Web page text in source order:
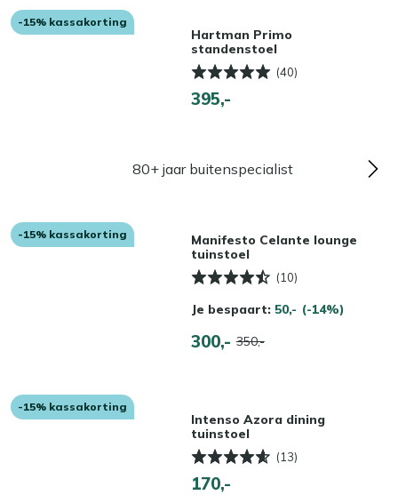
-15% kassakorting
Hartman Primo
standenstoel
(40)
395,-
80+ jaar buitenspecialist
-15% kassakorting
Manifesto Celante lounge
tuinstoel
(10)
Je bespaart: 50,- (-14%)
300,- 350,-
-15% kassakorting
Intenso Azora dining
tuinstoel
(13)
170,-